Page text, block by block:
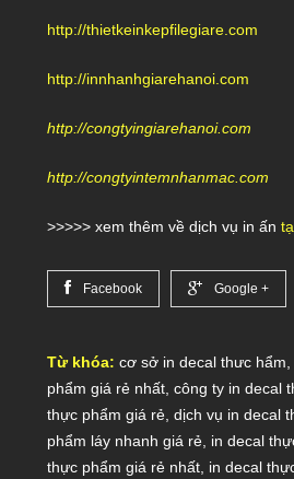
http://thietkeinkepfilegiare.com
http://innhanhgiarehanoi.com
http://congtyingiarehanoi.com
http://congtyintemnhanmac.com
>>>>> xem thêm về dịch vụ in ấn
Facebook Google +
Từ khóa: cơ sở in decal thưc hẩm
phẩm giá rẻ nhất công ty in decal
thực phẩm giá rẻ dịch vụ in decal
phẩm láy nhanh giá rẻ in decal
thực phẩm giá rẻ nhất in decal